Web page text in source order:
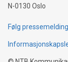
N-0130 Oslo
Følg